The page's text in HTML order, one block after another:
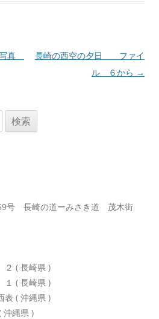
真
長崎の西空の夕日 ファイ
ル ６から →
号 長崎の道ーみさき道 茂木街
( 長崎県 )
( 長崎県 )
( 沖縄県 )
縄県 )